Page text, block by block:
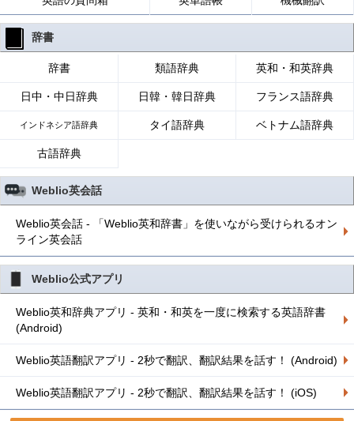
辞書
辞書 類語辞典 英和・和英辞典
日中・中日辞典 日韓・韓日辞典 フランス語辞典
インドネシア語辞典 タイ語辞典 ベトナム語辞典
古語辞典
Weblio英会話
Weblio英会話 - 「Weblio英和辞書」を使いながら受けられるオン
ライン英会話
Weblio公式アプリ
Weblio英和辞典アプリ - 英和・和英を一度に検索する英語辞書
(Android)
Weblio英語翻訳アプリ - 2秒で翻訳、翻訳結果を話す！ (Android)
Weblio英語翻訳アプリ - 2秒で翻訳、翻訳結果を話す！ (iOS)